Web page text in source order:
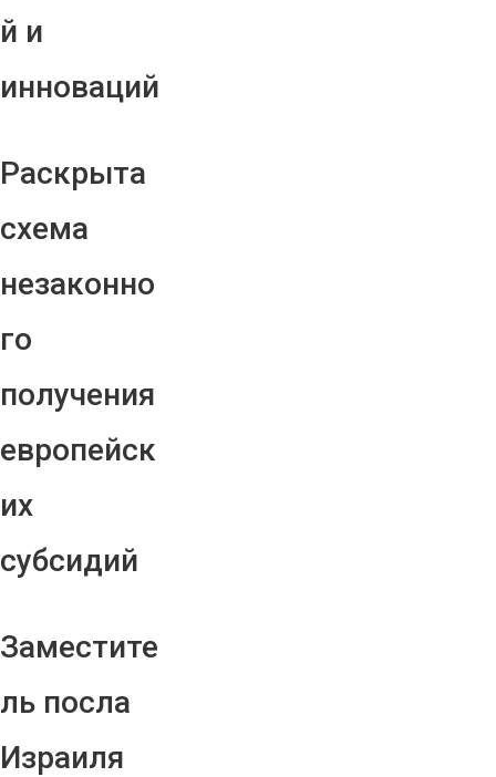
й и
инноваций
Раскрыта
схема
незаконно
го
получения
европейск
их
субсидий
Заместите
ль посла
Израиля